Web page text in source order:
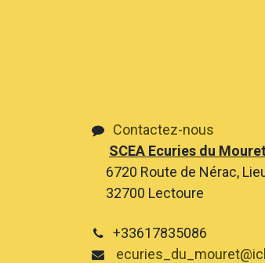
Contactez-nous
SCEA Ecuries du
6720 Route de Nérac,
32700 Lectoure
+33617835086